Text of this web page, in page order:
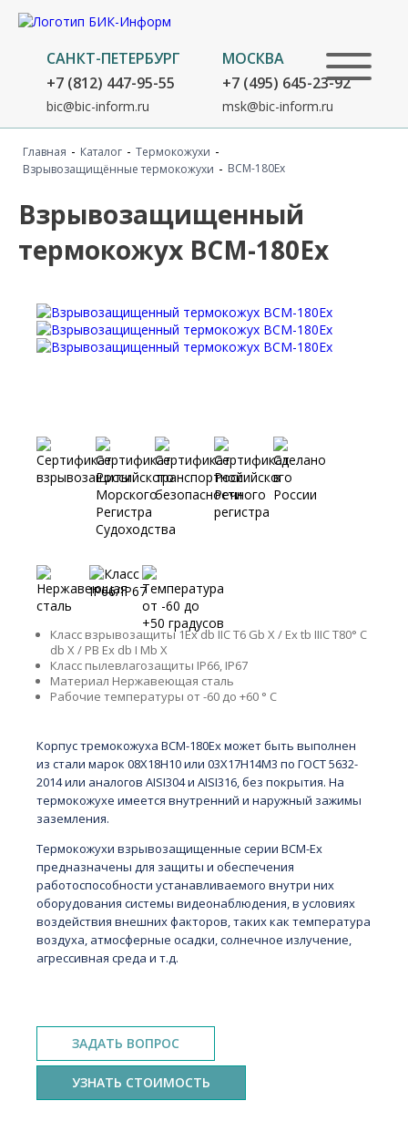
САНКТ-ПЕТЕРБУРГ
+7 (812) 447-95-55
bic@bic-inform.ru
МОСКВА
+7 (495) 645-23-92
msk@bic-inform.ru
Главная - Каталог - Термокожухи -
Взрывозащищённые термокожухи - BCM-180Ex
Взрывозащищенный
термокожух BCM-180Ex
Сертификаты
Ключевые особенности
Класс взрывозащиты 1Ех db IIC T6 Gb X / Ех tb IIIC T80° C
db X / PB Ex db I Mb X
Класс пылевлагозащиты IP66, IP67
Материал Нержавеющая сталь
Рабочие температуры от -60 до +60 ° C
Краткое описание
Корпус тремокожуха BCM-180Ex может быть выполнен
из стали марок 08X18H10 или 03X17H14M3 по ГОСТ 5632-
2014 или аналогов AISI304 и AISI316, без покрытия. На
термокожухе имеется внутренний и наружный зажимы
заземления.
Термокожухи взрывозащищенные серии BCM-Ex
предназначены для защиты и обеспечения
работоспособности устанавливаемого внутри них
оборудования системы видеонаблюдения, в условиях
воздействия внешних факторов, таких как температура
воздуха, атмосферные осадки, солнечное излучение,
агрессивная среда и т.д.
ЗАДАТЬ ВОПРОС
УЗНАТЬ СТОИМОСТЬ